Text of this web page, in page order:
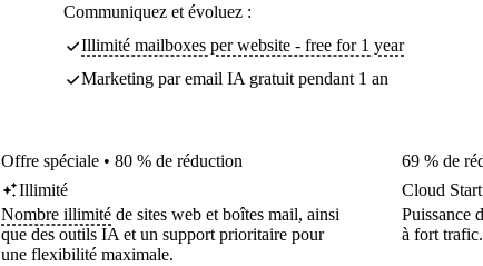
Communiquez et évoluez :
Illimité mailboxes per website - free for 1 year
Marketing par email IA gratuit pendant 1 an
Offre spéciale • 80 % de réduction
Illimité
Nombre illimité de sites web et boîtes mail, ainsi
que des outils IA et un support prioritaire pour
une flexibilité maximale.
69 % de
Cloud
Puissance
à fort trafic.